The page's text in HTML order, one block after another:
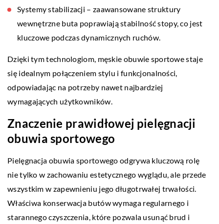
Systemy stabilizacji – zaawansowane struktury
wewnętrzne buta poprawiają stabilność stopy, co jest
kluczowe podczas dynamicznych ruchów.
Dzięki tym technologiom, męskie obuwie sportowe staje
się idealnym połączeniem stylu i funkcjonalności,
odpowiadając na potrzeby nawet najbardziej
wymagających użytkowników.
Znaczenie prawidłowej pielęgnacji
obuwia sportowego
Pielęgnacja obuwia sportowego odgrywa kluczową rolę
nie tylko w zachowaniu estetycznego wyglądu, ale przede
wszystkim w zapewnieniu jego długotrwałej trwałości.
Właściwa konserwacja butów wymaga regularnego i
starannego czyszczenia, które pozwala usunąć brud i